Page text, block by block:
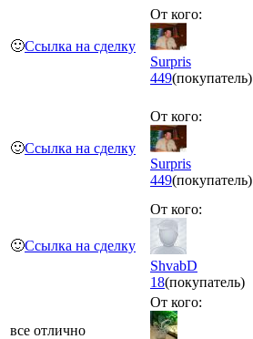
🙂Ссылка на сделку
От кого:
Surpris
449(покупатель)
🙂Ссылка на сделку
От кого:
Surpris
449(покупатель)
🙂Ссылка на сделку
От кого:
ShvabD
18(покупатель)
все отлично
От кого: